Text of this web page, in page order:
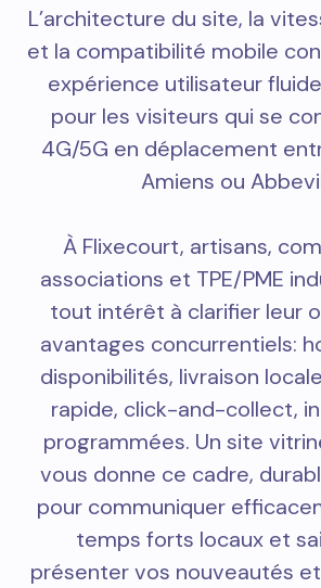
L’architecture du site, la
et la compatibilité mobile
expérience utilisateur
pour les visiteurs qui se
4G/5G en déplacement
Amiens ou
À Flixecourt, artisans,
associations et TPE/PME
tout intérêt à clarifier leur
avantages concurrentiels:
disponibilités, livraison
rapide, click-and-collect,
programmées. Un site
vous donne ce cadre,
pour communiquer
temps forts locaux et
présenter vos nouveautés